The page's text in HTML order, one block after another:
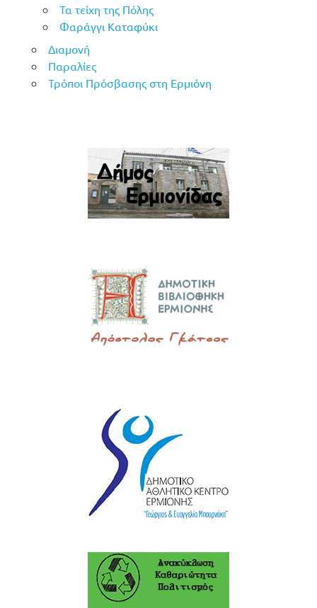
Τα τείχη της Πόλης
Φαράγγι Καταφύκι
Διαμονή
Παραλίες
Τρόποι Πρόσβασης στη Ερμιόνη